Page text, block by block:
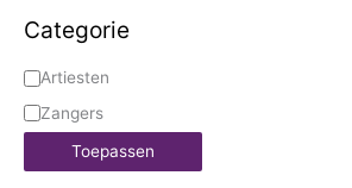
Categorie
Artiesten
Zangers
Toepassen